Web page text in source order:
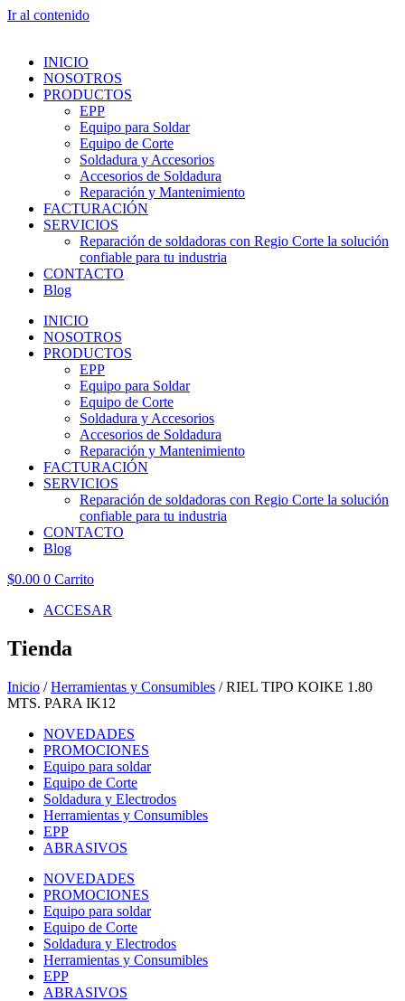
Ir al contenido
INICIO
NOSOTROS
PRODUCTOS
EPP
Equipo para Soldar
Equipo de Corte
Soldadura y Accesorios
Accesorios de Soldadura
Reparación y Mantenimiento
FACTURACIÓN
SERVICIOS
Reparación de soldadoras con Regio Corte la solución
confiable para tu industria
CONTACTO
Blog
INICIO
NOSOTROS
PRODUCTOS
EPP
Equipo para Soldar
Equipo de Corte
Soldadura y Accesorios
Accesorios de Soldadura
Reparación y Mantenimiento
FACTURACIÓN
SERVICIOS
Reparación de soldadoras con Regio Corte la solución
confiable para tu industria
CONTACTO
Blog
$0.00 0 Carrito
ACCESAR
Tienda
Inicio /Herramientas y Consumibles / RIEL TIPO KOIKE 1.80
MTS. PARA IK12
NOVEDADES
PROMOCIONES
Equipo para soldar
Equipo de Corte
Soldadura y Electrodos
Herramientas y Consumibles
EPP
ABRASIVOS
NOVEDADES
PROMOCIONES
Equipo para soldar
Equipo de Corte
Soldadura y Electrodos
Herramientas y Consumibles
EPP
ABRASIVOS